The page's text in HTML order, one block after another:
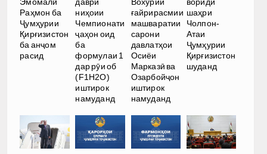
Эмомалӣ
Раҳмон ба
Ҷумҳурии
Қирғизистон
ба анҷом
расид
даври
ниҳоии
Чемпионати
ҷаҳон оид
ба
формулаи 1
дар рӯи об
(F1H2O)
иштирок
намуданд
Вохӯрии
ғайрирасмии
машваратии
сарони
давлатҳои
Осиёи
Марказӣ ва
Озарбойҷон
иштирок
намуданд
вориди
шаҳри
Чолпон-
Атаи
Ҷумҳурии
Қирғизистон
шуданд